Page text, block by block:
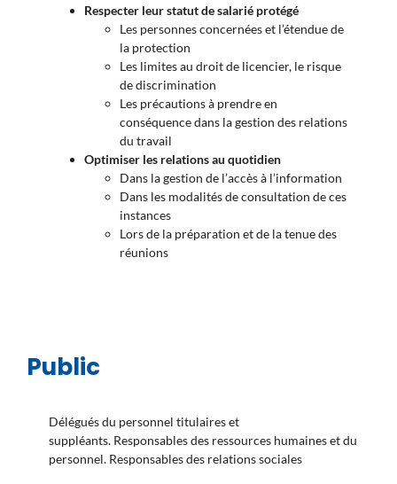
Respecter leur statut de salarié protégé
Les personnes concernées et l’étendue de
la protection
Les limites au droit de licencier, le risque
de discrimination
Les précautions à prendre en
conséquence dans la gestion des relations
du travail
Optimiser les relations au quotidien
Dans la gestion de l’accès à l’information
Dans les modalités de consultation de ces
instances
Lors de la préparation et de la tenue des
réunions
Public
Délégués du personnel titulaires et
suppléants. Responsables des ressources humaines et du
personnel. Responsables des relations sociales